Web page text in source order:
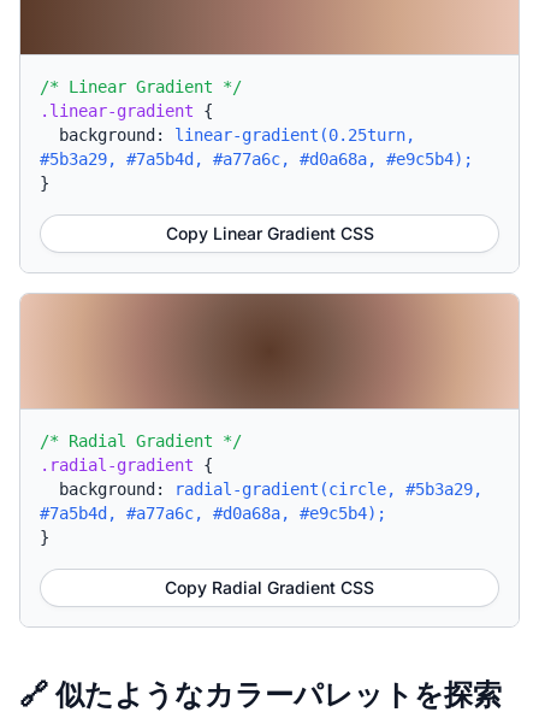
/* Linear Gradient */
.linear-gradient {
background: linear-gradient(0.25turn,
#5b3a29, #7a5b4d, #a77a6c, #d0a68a, #e9c5b4);
}
Copy Linear Gradient CSS
/* Radial Gradient */
.radial-gradient {
background:
radial-gradient(circle, #5b3a29,
#7a5b4d, #a77a6c, #d0a68a, #e9c5b4);
}
Copy Radial Gradient CSS
🔗 似たようなカラーパレットを探索